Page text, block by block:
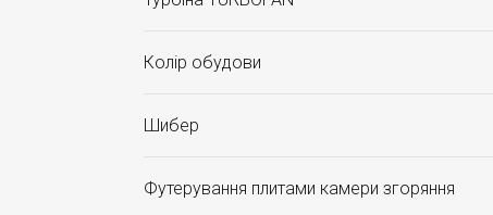
Колір обудови
Шибер
Футерування плитами камери згоряння